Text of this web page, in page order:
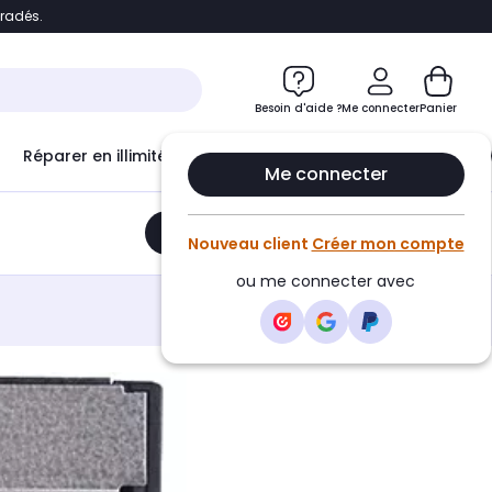
Accéder directement au chatbot
Besoin d'aide ?Me connecter
Me connecter
Nouveau client Créer mon compte
ou me connecter avec
Panier
Réparer en illimité avec Le Club Infinity
Ajouter au panier